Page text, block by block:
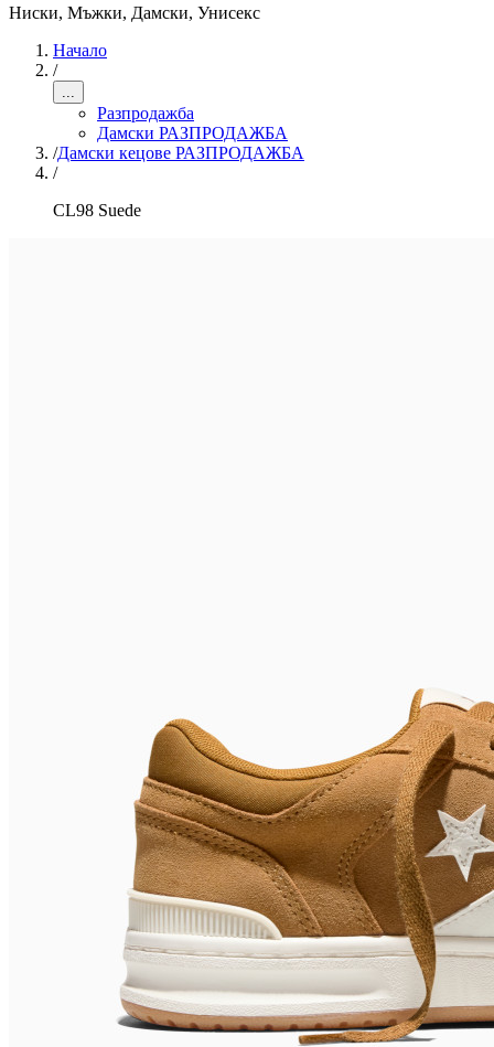
Ниски, Мъжки, Дамски, Унисекс
Начало
/
...
Разпродажба
Дамски РАЗПРОДАЖБА
/Дамски кецове РАЗПРОДАЖБА
/
CL98 Suede